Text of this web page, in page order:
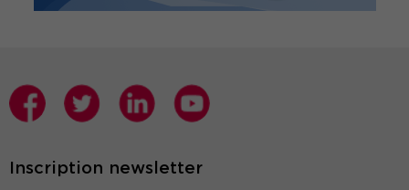
Inscription newsletter